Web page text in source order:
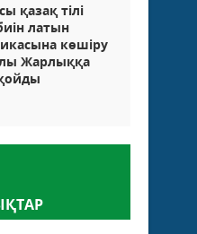
қазақ тілі
латын
көшіру
Жарлыққа